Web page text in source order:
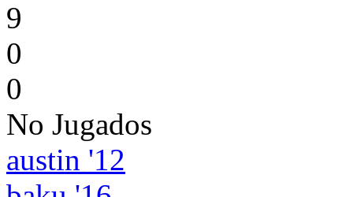
9
0
0
No Jugados
austin '12